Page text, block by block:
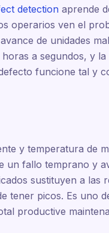
detection aprende
operarios ven el
de unidades
a segundos, y
funcione tal y
y temperatura de
fallo temprano y
sustituyen a las
tener picos. Es uno
productive